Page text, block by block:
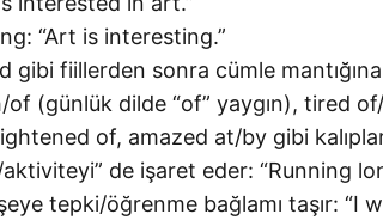
“Art is interesting.”
gibi fiillerden sonra cümle
(günlük dilde “of” yaygın), tired
of, amazed at/by gibi
de işaret eder: “Running
tepki/öğrenme bağlamı taşır: